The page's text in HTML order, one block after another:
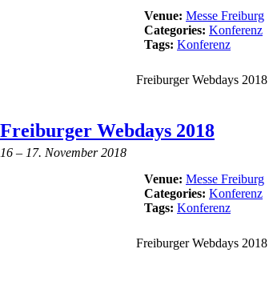
Venue: Messe Freiburg
Categories: Konferenz
Tags: Konferenz
Freiburger Webdays 2018
Freiburger Webdays 2018
16 – 17. November 2018
Venue: Messe Freiburg
Categories: Konferenz
Tags: Konferenz
Freiburger Webdays 2018